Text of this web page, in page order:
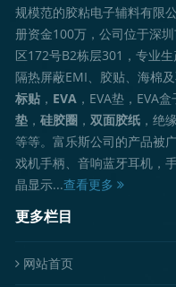
规模范的胶粘电子辅料有限
册资金100万，公司位于深
区172号B2栋层301，专业生
隔热屏蔽EMI、胶贴、海棉
标贴 ， EVA ，EVA垫，EVA盒
垫 ，硅胶圈 ，双面胶纸 ，绝
等等。富乐斯公司的产品被
戏机手柄、音响蓝牙耳机，
晶显示...查看更多
更多栏目
网站首页